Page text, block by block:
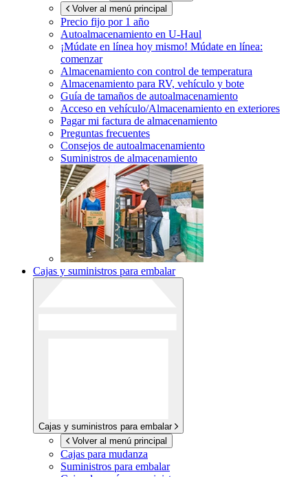
Volver al menú principal
Precio fijo por 1 año
Autoalmacenamiento en U-Haul
¡Múdate en línea hoy mismo! Múdate en línea:
comenzar
Almacenamiento con control de temperatura
Almacenamiento para RV, vehículo y bote
Guía de tamaños de autoalmacenamiento
Acceso en vehículo/Almacenamiento en exteriores
Pagar mi factura de almacenamiento
Preguntas frecuentes
Consejos de autoalmacenamiento
Suministros de almacenamiento
Cajas y suministros para embalar
Cajas y suministros para embalar
Volver al menú principal
Cajas para mudanza
Suministros para embalar